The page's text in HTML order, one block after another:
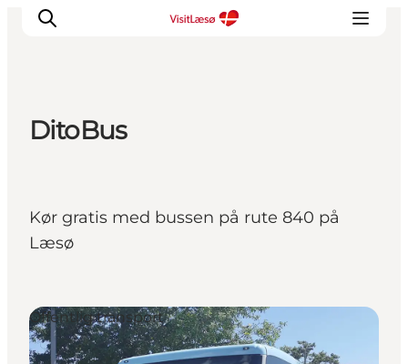
DitoBus
Kør gratis med bussen på rute 840 på
Læsø
Offentlig transport